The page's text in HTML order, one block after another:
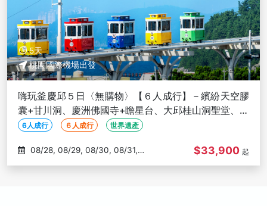
5天
桃園國際機場出發
嗨玩釜慶邱５日〈無購物〉【６人成行】－繽紛天空膠
囊+甘川洞、慶洲佛國寺+瞻星台、大邱桂山洞聖堂、網
美海景咖啡廳
6人成行 ６人成行 世界遺產
09/01
$33,900 起